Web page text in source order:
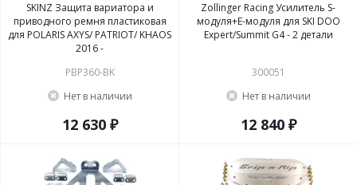
SKINZ Защита вариатора и
приводного ремня пластиковая
для POLARIS AXYS/ PATRIOT/ KHAOS
2016 -
PBP360-BK
Нет в наличии
12 630 ₽
Zollinger Racing Усилитель S-
модуля+Е-модуля для SKI DOO
Expert/Summit G4 - 2 детали
300051
Нет в наличии
12 840 ₽